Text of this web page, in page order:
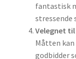
fantastisk
stressende
Velegnet
Måtten
godbidder